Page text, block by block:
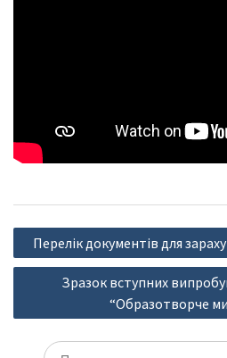
Навігація
записів
Перелік документів для
Зразок вступних
“Образотворче
Шукати: